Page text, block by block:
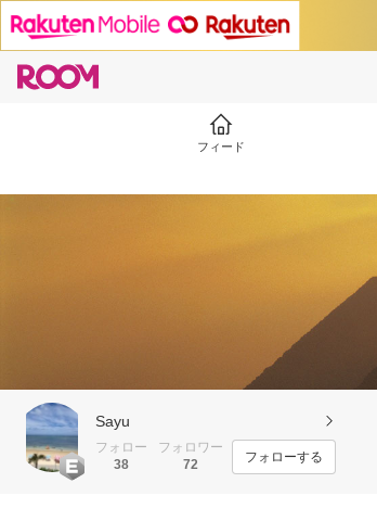
フィード
Sayu
フォロー
38
フォロワー
72
フォローする